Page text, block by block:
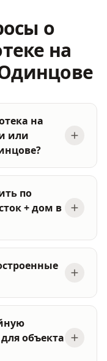
о
на
на
или
по
+ дом в
объекта